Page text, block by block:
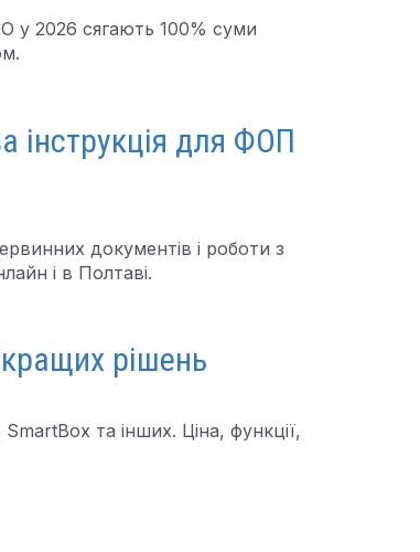
у 2026 сягають 100% суми
інструкція для ФОП
документів і роботи з
і в Полтаві.
рішень
та інших. Ціна, функції,